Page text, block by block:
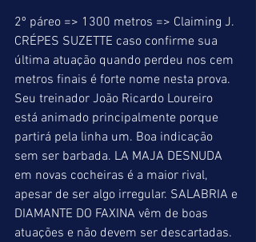
2º páreo => 1300 metros => Claiming J.
CRÉPES SUZETTE caso confirme sua
última atuação quando perdeu nos cem
metros finais é forte nome nesta prova.
Seu treinador João Ricardo Loureiro
está animado principalmente porque
partirá pela linha um. Boa indicação
sem ser barbada. LA MAJA DESNUDA
em novas cocheiras é a maior rival,
apesar de ser algo irregular. SALABRIA e
DIAMANTE DO FAXINA vêm de boas
atuações e não devem ser descartadas.